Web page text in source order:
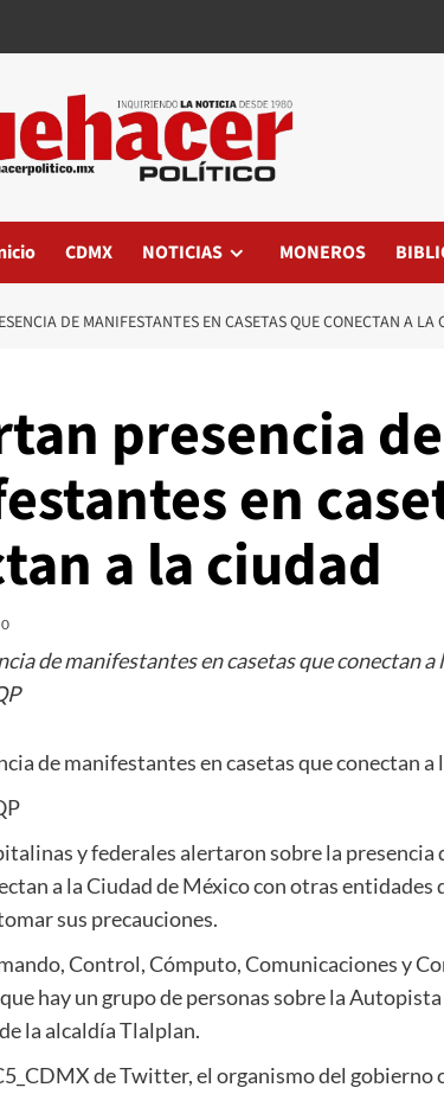
CDMX NOTICIAS MONEROS
DE MANIFESTANTES EN CASETAS QUE CONECTAN A LA
presencia de
en
a la ciudad
0
de manifestantes en casetas que conectan a
de manifestantes en casetas que conectan a
y federales alertaron sobre la presencia
a la Ciudad de México con otras
sus precauciones.
Control, Cómputo, Comunicaciones y
hay un grupo de personas sobre la
la alcaldía Tlalplan.
de Twitter, el organismo del